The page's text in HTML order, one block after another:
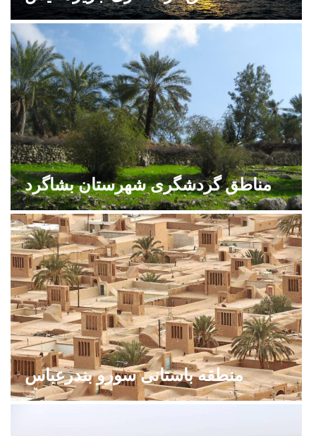
مناطق گردشگری شهرستان بشاگرد
منطقه باستانی سورو بندرعباس